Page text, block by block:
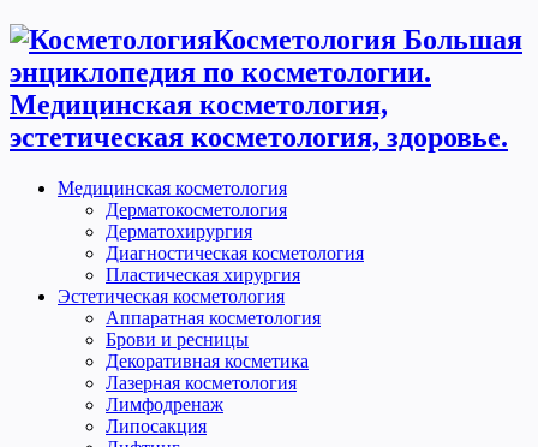
Косметология Большая
энциклопедия по косметологии.
Медицинская косметология,
эстетическая косметология, здоровье.
Медицинская косметология
Дерматокосметология
Дерматохирургия
Диагностическая косметология
Пластическая хирургия
Эстетическая косметология
Аппаратная косметология
Брови и ресницы
Декоративная косметика
Лазерная косметология
Лимфодренаж
Липосакция